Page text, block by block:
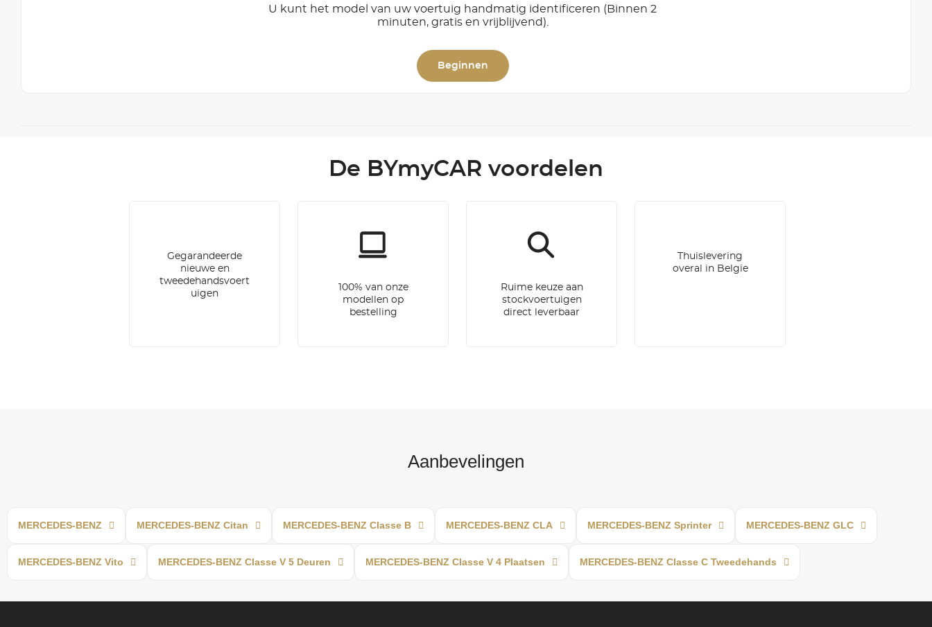
U kunt het model van uw voertuig handmatig identificeren (Binnen 2
minuten, gratis en vrijblijvend).
Beginnen
De BYmyCAR voordelen
Gegarandeerde
nieuwe en
tweedehandsvoert
uigen
100% van onze
modellen op
bestelling
Ruime keuze aan
stockvoertuigen
direct leverbaar
Thuislevering
overal in Belgïe
Aanbevelingen
MERCEDES-BENZ MERCEDES-BENZ Citan MERCEDES-BENZ Classe B MERCEDES-BENZ CLA MERCEDES-BENZ Sprinter MERCEDES-BENZ GLC
MERCEDES-BENZ Vito MERCEDES-BENZ Classe V 5 Deuren MERCEDES-BENZ Classe V 4 Plaatsen MERCEDES-BENZ Classe C Tweedehands